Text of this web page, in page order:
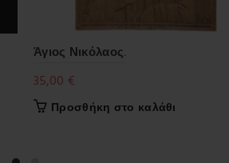
Άγιος Νικόλαος.
35,00 €
Προσθήκη στο καλάθι